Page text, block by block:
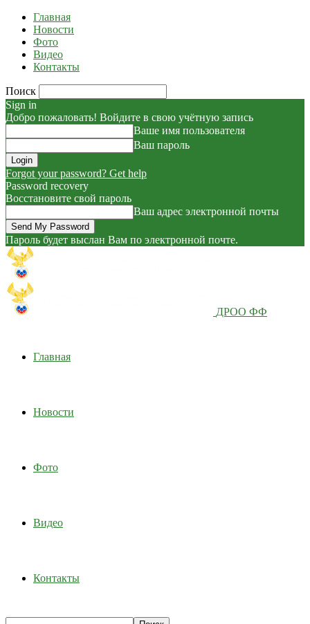
Главная
Новости
Фото
Видео
Контакты
Поиск
Sign in
Добро пожаловать! Войдите в свою учётную запись
Ваше имя пользователя
Ваш пароль
Forgot your password? Get help
Password recovery
Восстановите свой пароль
Ваш адрес электронной почты
Пароль будет выслан Вам по электронной почте.
ДРОО ФФ
Главная
Новости
Фото
Видео
Контакты